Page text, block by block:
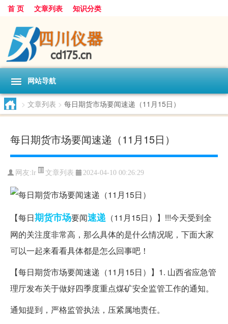
首 页 文章列表 知识分类
网站导航
> 文章列表 > 每日期货市场要闻速递（11月15日）
每日期货市场要闻速递（11月15日）
网友: lr 文章列表 2024-04-10 00:26:29
【每日期货市场要闻速递 （11月15日）】!!!今天受到全
网的关注度非常高，那么具体的是什么情况呢，下面大家
可以一起来看看具体都是怎么回事吧！
【每日期货市场要闻速递（11月15日）】1. 山西省应急管
理厅发布关于做好四季度重点煤矿安全监管工作的通知。
通知提到，严格监管执法，压紧属地责任。